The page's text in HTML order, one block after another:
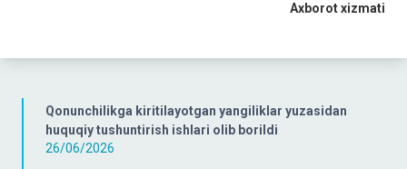
Qonunchilikga kiritilayotgan yangiliklar yuzasidan
huquqiy tushuntirish ishlari olib borildi
26/06/2026
Axborot xizmati